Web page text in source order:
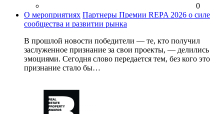
0
О мероприятиях Партнеры Премии REPA 2026 о силе
сообщества и развитии рынка
В прошлой новости победители — те, кто получил
заслуженное признание за свои проекты, — делились
эмоциями. Сегодня слово передается тем, без кого это
признание стало бы…